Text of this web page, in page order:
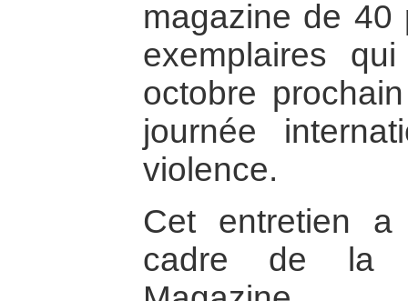
magazine de 40
exemplaires
octobre
journée
violence.
Cet entretien
cadre de la